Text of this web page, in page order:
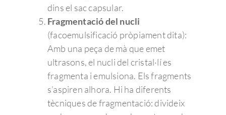
dins el sac capsular.
Fragmentació del nucli
(facoemulsificació pròpiament dita):
Amb una peça de mà que emet
ultrasons, el nucli del cristal·lí es
fragmenta i emulsiona. Els fragments
s’aspiren alhora. Hi ha diferents
tècniques de fragmentació: divideix
Patologías
Pterigion
Queratocono
Queratitis
Degeneración
Retinopatía del
Desprendimiento de
Retinopatía
astigmatismo
Presbicia o vista
Cataratas
Estrabismo
Ojo vago
Terapias visuales
Control de la miopía
Cirugía de la presbicia
Cirugía oculoplástica
Oftalmología pedriática
Oftalmo sport
Equipo directivo
¿Por qué elegir Admira
Oftalmólogos
Optometristas
Unidades clínicas
Urgencias
Últimas noticias
Consejos de salud
Responsabilidad Social
Corporativa
Para profesionales
Member of
Contacto
Pide cita
Pide Cita